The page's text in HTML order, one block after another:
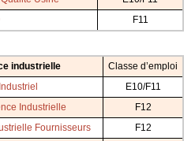
F11
industrielle
Classe d’emploi
E10/F11
Industrielle
F12
Fournisseurs
F12